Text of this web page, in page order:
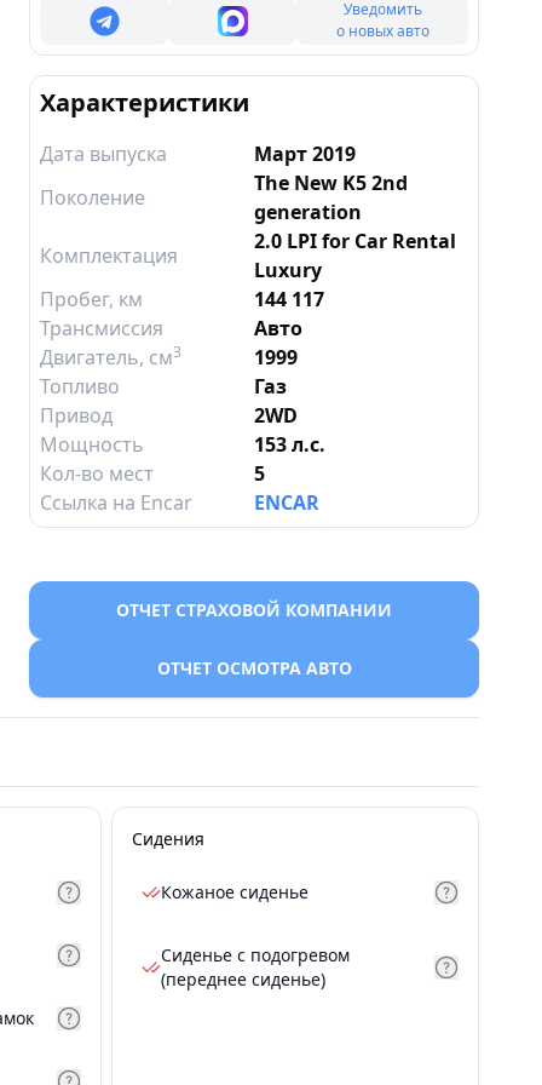
Уведомить
о новых авто
Характеристики
Дата выпуска
Март 2019
Поколение
The New K5 2nd
generation
Комплектация
2.0 LPI for Car Rental
Luxury
Пробег, км
144 117
Трансмиссия
Авто
Двигатель, см3
1999
Топливо
Газ
Привод
2WD
Мощность
153 л.с.
Кол-во мест
5
Ссылка на Encar
ENCAR
ОТЧЕТ СТРАХОВОЙ КОМПАНИИ
ОТЧЕТ ОСМОТРА АВТО
Сидения
Кожаное сиденье
Сиденье с подогревом
(переднее сиденье)